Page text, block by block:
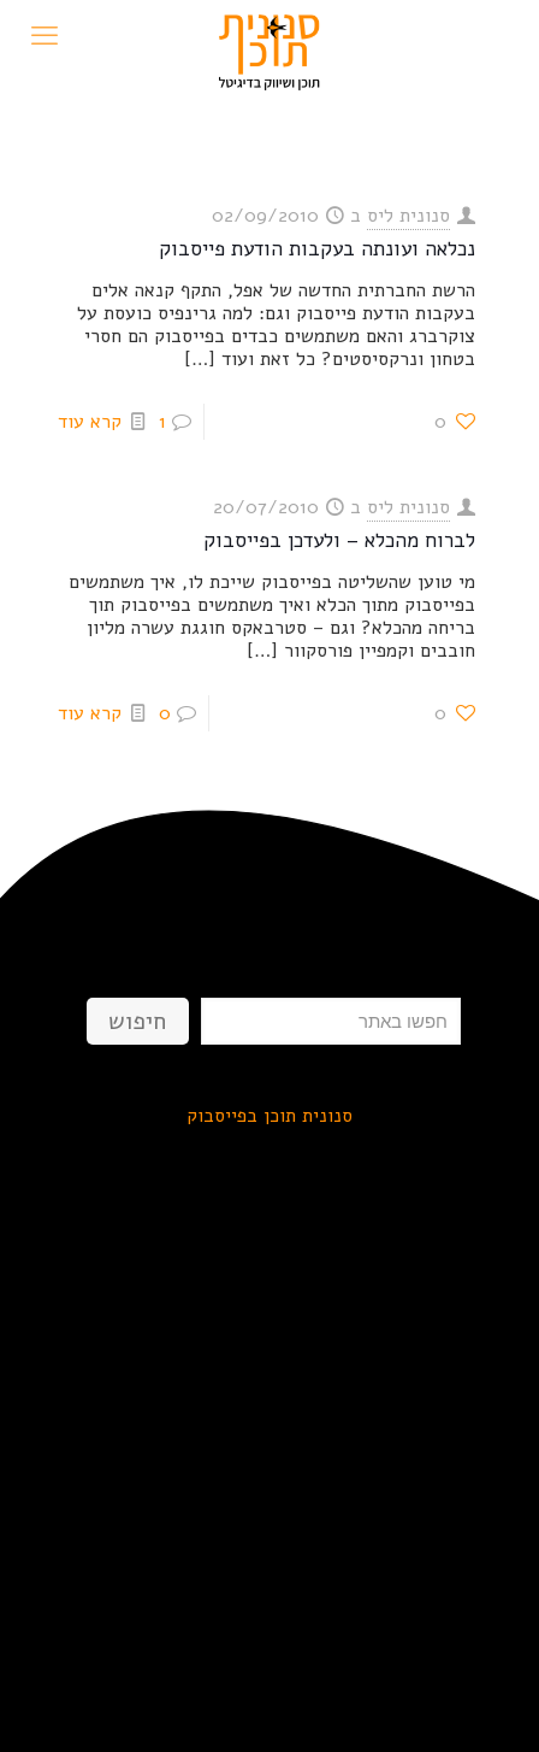
סנונית ליס ב 02/09/2010
נכלאה ועונתה בעקבות הודעת פייסבוק
הרשת החברתית החדשה של אפל, התקף קנאה אלים
בעקבות הודעת פייסבוק וגם: למה גרינפיס כועסת על
צוקרברג והאם משתמשים כבדים בפייסבוק הם חסרי
בטחון ונרקסיסטים? כל זאת ועוד […]
0
1 קרא עוד
סנונית ליס ב 20/07/2010
לברוח מהכלא – ולעדכן בפייסבוק
מי טוען שהשליטה בפייסבוק שייכת לו, איך משתמשים
בפייסבוק מתוך הכלא ואיך משתמשים בפייסבוק תוך
בריחה מהכלא? וגם – סטרבאקס חוגגת עשרה מליון
חובבים וקמפיין פורסקוור […]
0
0 קרא עוד
חיפוש חיפוש
סנונית תוכן בפייסבוק